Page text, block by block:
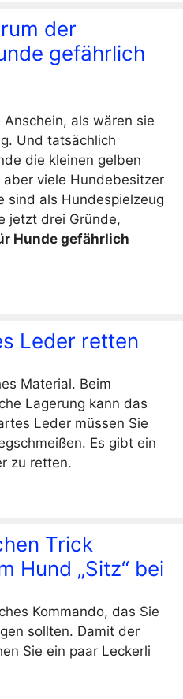
der
gefährlich
als wären sie
Und tatsächlich
die kleinen gelben
viele Hundebesitzer
sind als Hundespielzeug
jetzt drei Gründe,
Hunde gefährlich
Leder retten
Material. Beim
Lagerung kann das
Leder müssen Sie
Es gibt ein
zu retten.
Trick
Hund „Sitz“ bei
Kommando, das Sie
sollten. Damit der
Sie ein paar Leckerli